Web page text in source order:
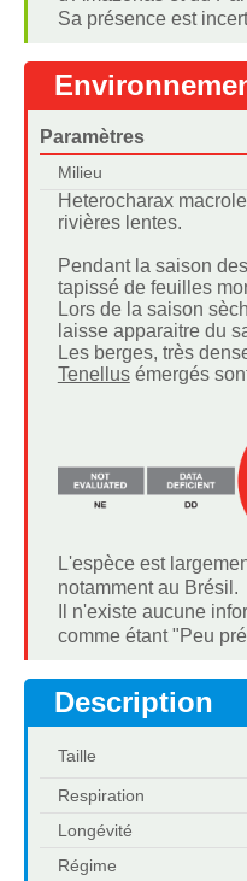
Sa présence est
Paramètres
Milieu
Heterocharax
rivières lentes.
Pendant la saison
tapissé de feuilles
Lors de la saison
laisse apparaitre du
Les berges, très
Tenellusémergés
L'espèce est
notamment au Brésil.
Il n'existe aucune
comme étant "Peu
Description
Taille
Respiration
Longévité
Régime